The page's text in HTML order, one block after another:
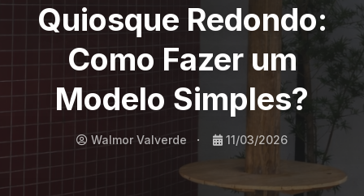
Quiosque Redondo:
Como Fazer um
Modelo Simples?
Walmor Valverde 11/03/2026